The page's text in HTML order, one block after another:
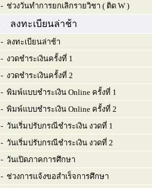
- ช่วงวันทำการยกเลิกรายวิชา ( ติด W )
ลงทะเบียนล่าช้า
- ลงทะเบียนล่าช้า
- งวดชำระเงินครั้งที่ 1
- งวดชำระเงินครั้งที่ 2
- พิมพ์แบบชำระเงิน Online ครั้งที่ 1
- พิมพ์แบบชำระเงิน Online ครั้งที่ 2
- วันเริ่มปรับกรณีชำระเงิน งวดที่ 1
- วันเริ่มปรับกรณีชำระเงิน งวดที่ 2
- วันเปิดภาคการศึกษา
- ช่วงการแจ้งขอสำเร็จการศึกษา